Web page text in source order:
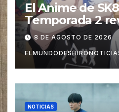
El Anime de
Temporada 2
imagen
8 DE AGOSTO DE 2026
NOTICIAS